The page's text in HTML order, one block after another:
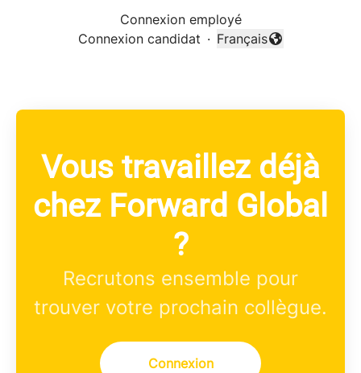
Connexion employé
Connexion candidat ·
Changer la langue
Français
Vous travaillez déjà
chez Forward Global
?
Recrutons ensemble pour
trouver votre prochain collègue.
Connexion